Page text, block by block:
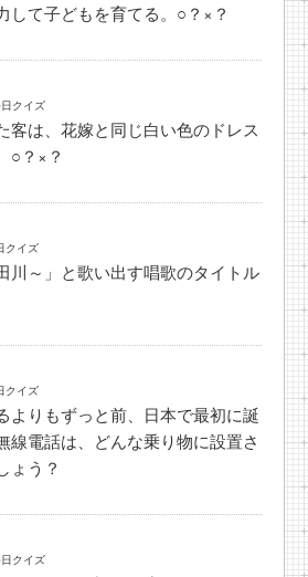
して子どもを育てる。○？×？
クイズ
客は、花嫁と同じ白い色のドレス
○？×？
クイズ
川～」と歌い出す唱歌のタイトル
クイズ
よりもずっと前、日本で最初に誕
線電話は、どんな乗り物に設置さ
ょう？
クイズ